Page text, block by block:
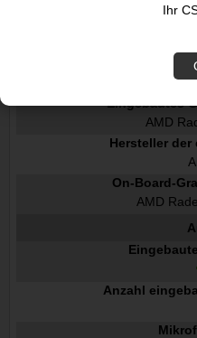
Ihr
Separates
Nicht
Eingebautes
AMD
Hersteller der
On-Board-
AMD
Anzahl